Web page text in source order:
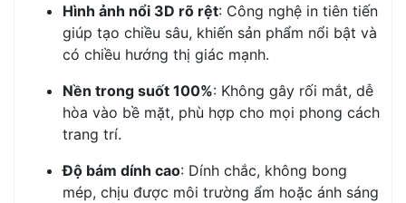
Hình ảnh nổi 3D rõ rệt: Công nghệ in tiên tiến
giúp tạo chiều sâu, khiến sản phẩm nổi bật và
có chiều hướng thị giác mạnh.
Nền trong suốt 100%: Không gây rối mắt, dễ
hòa vào bề mặt, phù hợp cho mọi phong cách
trang trí.
Độ bám dính cao: Dính chắc, không bong
mép, chịu được môi trường ẩm hoặc ánh sáng